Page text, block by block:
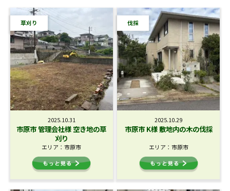
草刈り
2025.10.31
市原市 管理会社様 空き地の草
刈り
エリア：市原市
伐採
2025.10.29
市原市 K様 敷地内の木の伐採
エリア：市原市